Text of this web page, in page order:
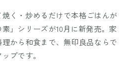
く・炒めるだけで本格ごはんが
」シリーズが10月に新発売。家
から和食まで、無印良品ならで
プです。